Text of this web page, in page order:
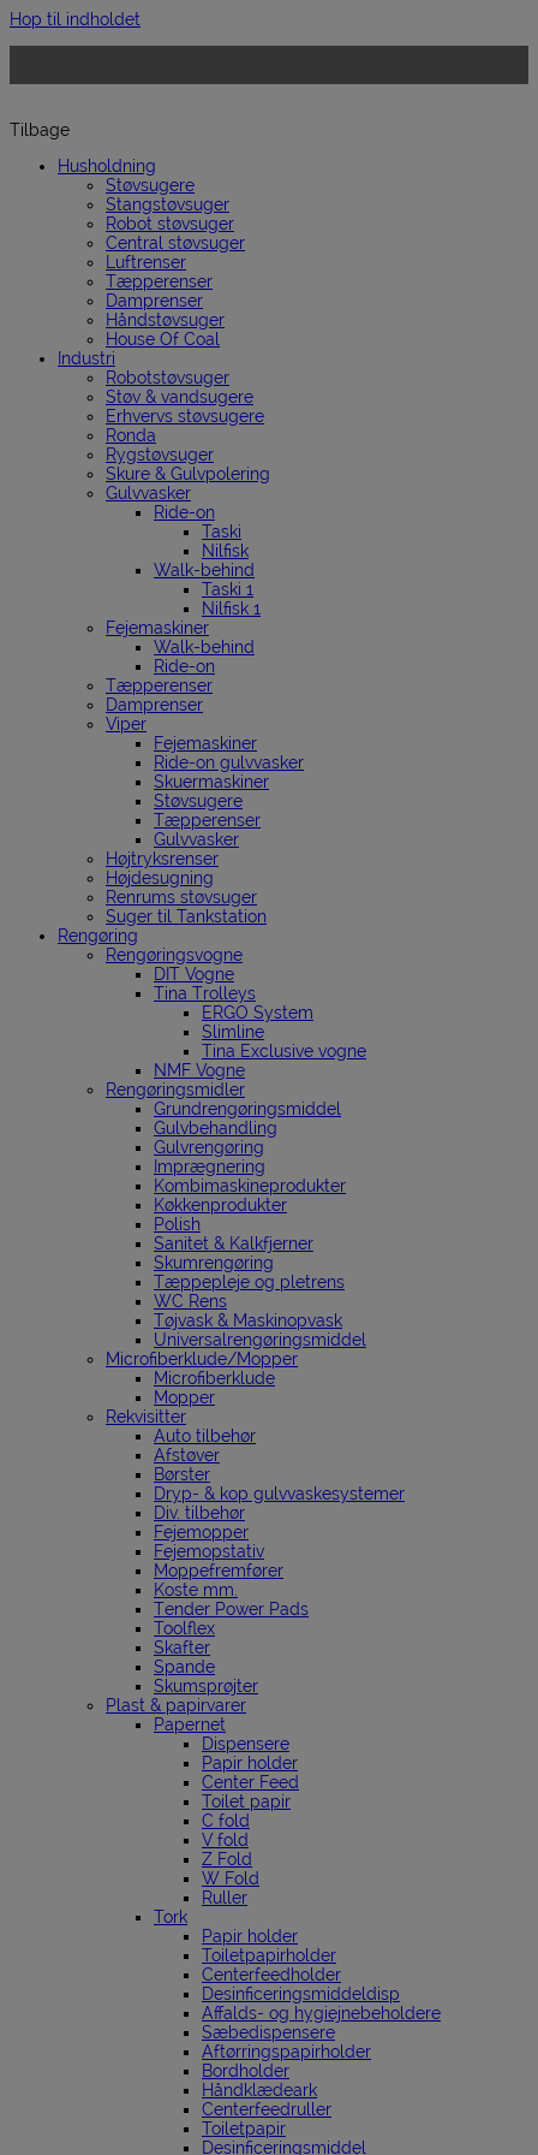
Hop til indholdet
Tilbage
Husholdning
Støvsugere
Stangstøvsuger
Robot støvsuger
Central støvsuger
Luftrenser
Tæpperenser
Damprenser
Håndstøvsuger
House Of Coal
Industri
Robotstøvsuger
Støv & vandsugere
Erhvervs støvsugere
Ronda
Rygstøvsuger
Skure & Gulvpolering
Gulvvasker
Ride-on
Taski
Nilfisk
Walk-behind
Taski 1
Nilfisk 1
Fejemaskiner
Walk-behind
Ride-on
Tæpperenser
Damprenser
Viper
Fejemaskiner
Ride-on gulvvasker
Skuermaskiner
Støvsugere
Tæpperenser
Gulvvasker
Højtryksrenser
Højdesugning
Renrums støvsuger
Suger til Tankstation
Rengøring
Rengøringsvogne
DIT Vogne
Tina Trolleys
ERGO System
Slimline
Tina Exclusive vogne
NMF Vogne
Rengøringsmidler
Grundrengøringsmiddel
Gulvbehandling
Gulvrengøring
Imprægnering
Kombimaskineprodukter
Køkkenprodukter
Polish
Sanitet & Kalkfjerner
Skumrengøring
Tæppepleje og pletrens
WC Rens
Tøjvask & Maskinopvask
Universalrengøringsmiddel
Microfiberklude/Mopper
Microfiberklude
Mopper
Rekvisitter
Auto tilbehør
Afstøver
Børster
Dryp- & kop gulvvaskesystemer
Div. tilbehør
Fejemopper
Fejemopstativ
Moppefremfører
Koste mm.
Tender Power Pads
Toolflex
Skafter
Spande
Skumsprøjter
Plast & papirvarer
Papernet
Dispensere
Papir holder
Center Feed
Toilet papir
C fold
V fold
Z Fold
W Fold
Ruller
Tork
Papir holder
Toiletpapirholder
Centerfeedholder
Desinficeringsmiddeldisp
Affalds- og hygiejnebeholdere
Sæbedispensere
Aftørringspapirholder
Bordholder
Håndklædeark
Centerfeedruller
Toiletpapir
Desinficeringsmiddel